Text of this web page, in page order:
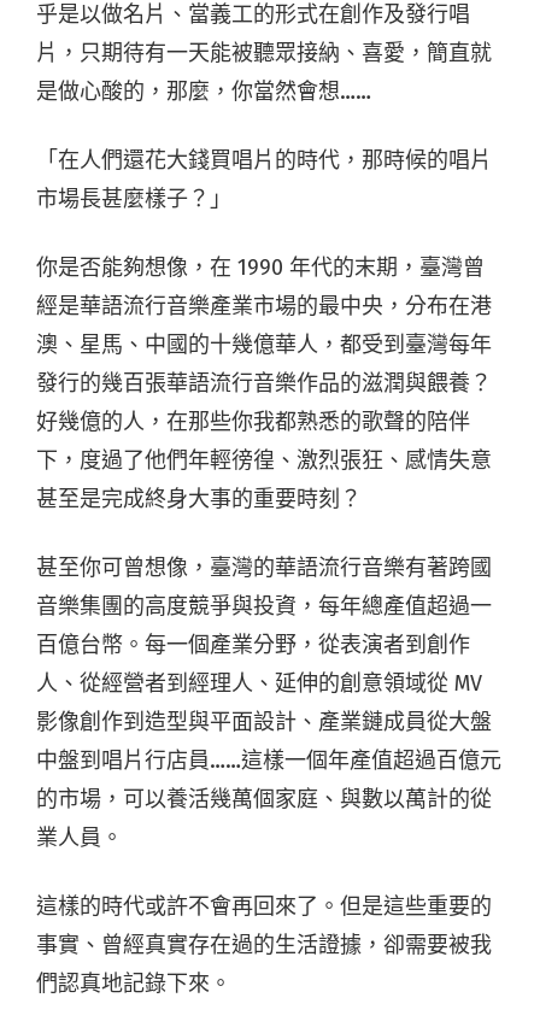
乎是以做名片、當義工的形式在創作及發行唱
片，只期待有一天能被聽眾接納、喜愛，簡直就
是做心酸的，那麼，你當然會想……
「在人們還花大錢買唱片的時代，那時候的唱片
市場長甚麼樣子？」
你是否能夠想像，在 1990 年代的末期，臺灣曾
經是華語流行音樂產業市場的最中央，分布在港
澳、星馬、中國的十幾億華人，都受到臺灣每年
發行的幾百張華語流行音樂作品的滋潤與餵養？
好幾億的人，在那些你我都熟悉的歌聲的陪伴
下，度過了他們年輕徬徨、激烈張狂、感情失意
甚至是完成終身大事的重要時刻？
甚至你可曾想像，臺灣的華語流行音樂有著跨國
音樂集團的高度競爭與投資，每年總產值超過一
百億台幣。每一個產業分野，從表演者到創作
人、從經營者到經理人、延伸的創意領域從 MV
影像創作到造型與平面設計、產業鏈成員從大盤
中盤到唱片行店員……這樣一個年產值超過百億元
的市場，可以養活幾萬個家庭、與數以萬計的從
業人員。
這樣的時代或許不會再回來了。但是這些重要的
事實、曾經真實存在過的生活證據，卻需要被我
們認真地記錄下來。